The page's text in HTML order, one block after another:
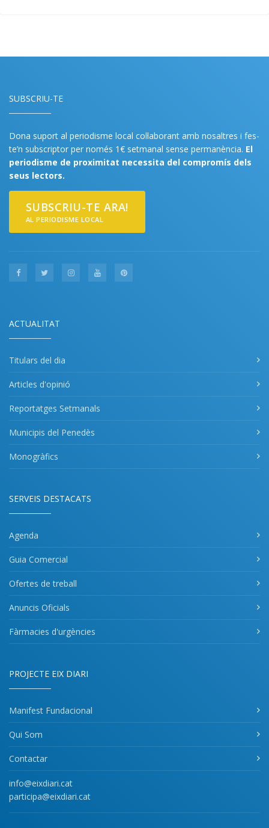
SUBSCRIU-TE
Dona suport al periodisme local col·laborant amb nosaltres i fes-
te’n subscriptor per només 1€ setmanal sense permanència. El
periodisme de proximitat necessita del compromís dels
seus lectors.
SUBSCRIU-TE ARA!
AL PERIODISME LOCAL
ACTUALITAT
Titulars del dia
Articles d'opinió
Reportatges Setmanals
Municipis del Penedès
Monogràfics
SERVEIS DESTACATS
Agenda
Guia Comercial
Ofertes de treball
Anuncis Oficials
Fàrmacies d'urgències
PROJECTE EIX DIARI
Manifest Fundacional
Qui Som
Contactar
info@eixdiari.cat
participa@eixdiari.cat